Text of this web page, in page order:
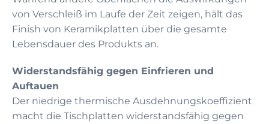
von Verschleiß im Laufe der Zeit zeigen, hält das
Finish von Keramikplatten über die gesamte
Lebensdauer des Produkts an.
Widerstandsfähig gegen Einfrieren und
Auftauen
Der niedrige thermische Ausdehnungskoeffizient
macht die Tischplatten widerstandsfähig gegen